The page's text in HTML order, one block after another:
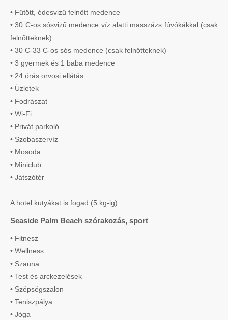
• Fűtött, édesvizű felnőtt medence
• 30 C-os sósvizű medence víz alatti masszázs fúvókákkal (csak
felnőtteknek)
• 30 C-33 C-os sós medence (csak felnőtteknek)
• 3 gyermek és 1 baba medence
• 24 órás orvosi ellátás
• Üzletek
• Fodrászat
• Wi-Fi
• Privát parkoló
• Szobaszervíz
• Mosoda
• Miniclub
• Játszótér
A hotel kutyákat is fogad (5 kg-ig).
Seaside Palm Beach szórakozás, sport
• Fitnesz
• Wellness
• Szauna
• Test és arckezelések
• Szépségszalon
• Teniszpálya
• Jóga